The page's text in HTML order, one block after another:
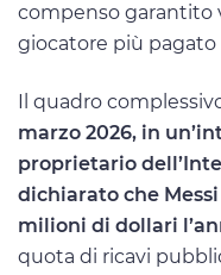
compenso garantito
giocatore più pagato
Il quadro
marzo 2026, in
proprietario
dichiarato che
milioni di dollari
quota di ricavi